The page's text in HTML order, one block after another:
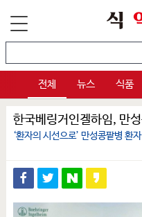
전체 뉴스 식품
한국베링거인겔하임, 만
‘환자의 시선으로’ 만성콩팥병 환